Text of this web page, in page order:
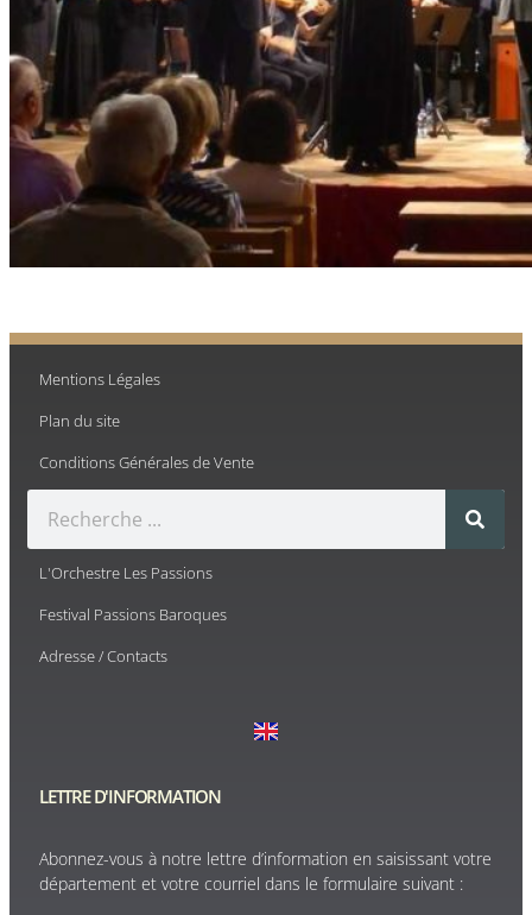
Mentions Légales
Plan du site
Conditions Générales de Vente
L'Orchestre Les Passions
Festival Passions Baroques
Adresse / Contacts
LETTRE D'INFORMATION
Abonnez-vous à notre lettre d’information en saisissant votre
département et votre courriel dans le formulaire suivant :